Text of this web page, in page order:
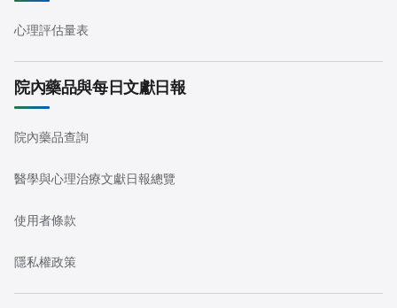
心理評估量表
院內藥品與每日文獻日報
院內藥品查詢
醫學與心理治療文獻日報總覽
使用者條款
隱私權政策